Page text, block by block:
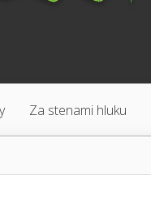
Za stenami hluku